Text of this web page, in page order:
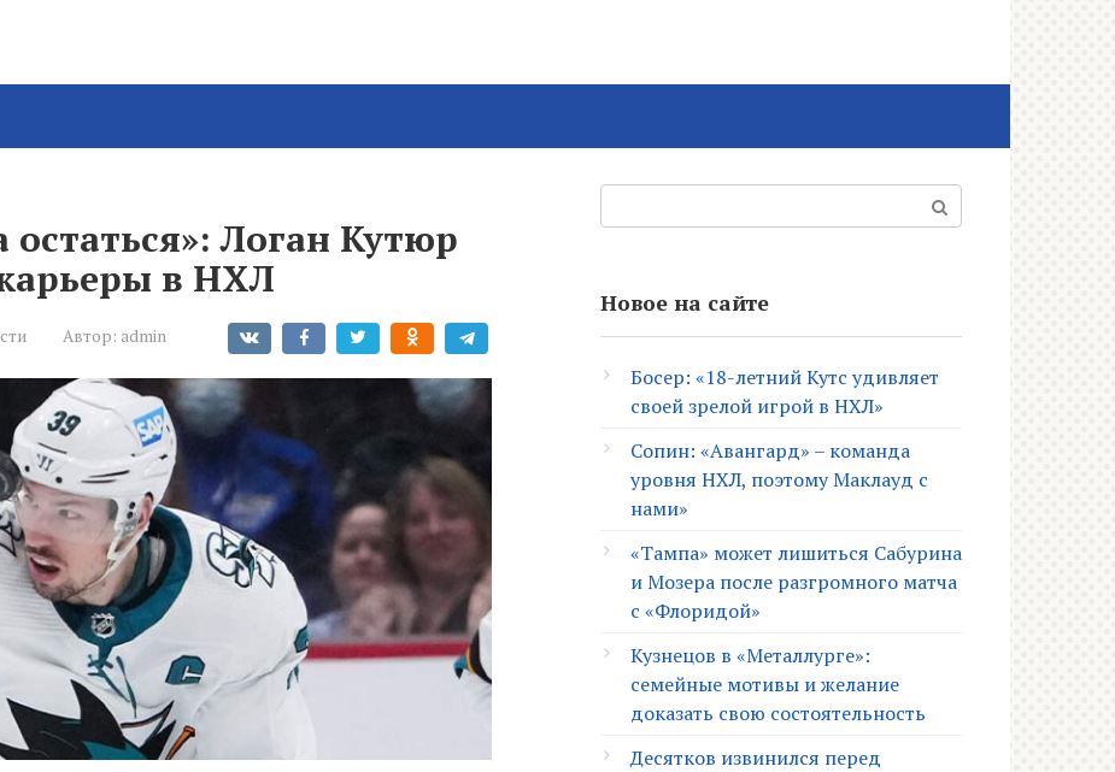
остаться»: Логан Кутюр
в НХЛ
Автор: admin
Новое на сайте
Босер: «18-летний Кутс удивляет
своей зрелой игрой в НХЛ»
Сопин: «Авангард» – команда
уровня НХЛ, поэтому Маклауд с
нами»
«Тампа» может лишиться Сабурина
и Мозера после разгромного матча
с «Флоридой»
Кузнецов в «Металлурге»:
семейные мотивы и желание
доказать свою состоятельность
Десятков извинился перед